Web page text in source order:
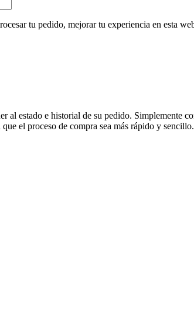
tu pedido, mejorar tu experiencia en esta
al estado e historial de su pedido.
el proceso de compra sea más rápido y sencillo.